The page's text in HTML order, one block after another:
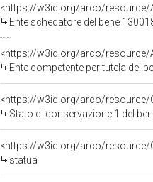
<https://w3id.org/arco/resource/
Ente schedatore del bene
<https://w3id.org/arco/resource/
Ente competente per tutela del
<https://w3id.org/arco/resource/
Stato di conservazione 1 del
<https://w3id.org/arco/resource/
statua